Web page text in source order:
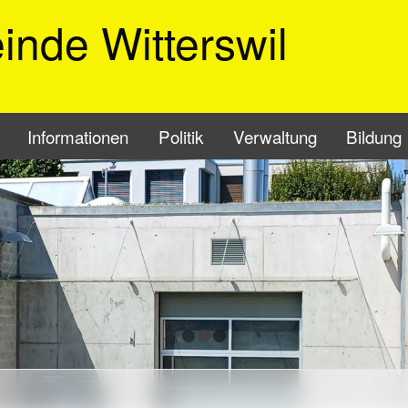
Witterswil
Informationen Politik Verwaltung Bildung